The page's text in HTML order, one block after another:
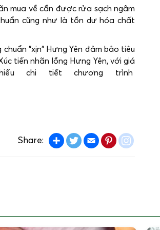
mua về cần được rửa sạch ngâm
cũng như là tồn dư hóa chất
"xịn" Hưng Yên đảm bảo tiêu
tiến nhãn lồng Hưng Yên, với giá
chi tiết chương trình
Share: ShareTwitterEmailPinterest